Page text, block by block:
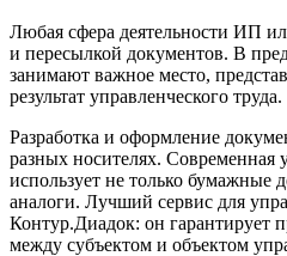
Любая сфера деятельности ИП
и пересылкой документов. В
занимают важное место,
результат управленческого труда.
Разработка и оформление
разных носителях. Современная
использует не только бумажные
аналоги. Лучший сервис для
Контур.Диадок: он гарантирует
между субъектом и объектом